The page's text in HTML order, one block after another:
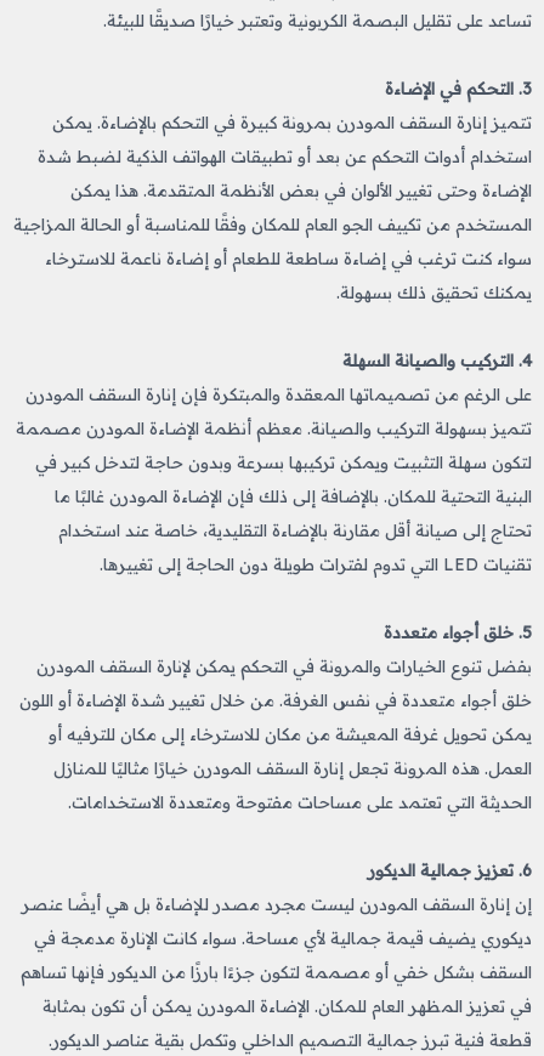
تساعد على تقليل البصمة الكربونية وتعتبر خيارًا صديقًا للبيئة.
3. التحكم في الإضاءة
تتميز إنارة السقف المودرن بمرونة كبيرة في التحكم بالإضاءة. يمكن
استخدام أدوات التحكم عن بعد أو تطبيقات الهواتف الذكية لضبط شدة
الإضاءة وحتى تغيير الألوان في بعض الأنظمة المتقدمة. هذا يمكن
المستخدم من تكييف الجو العام للمكان وفقًا للمناسبة أو الحالة المزاجية
سواء كنت ترغب في إضاءة ساطعة للطعام أو إضاءة ناعمة للاسترخاء
يمكنك تحقيق ذلك بسهولة.
4. التركيب والصيانة السهلة
على الرغم من تصميماتها المعقدة والمبتكرة فإن إنارة السقف المودرن
تتميز بسهولة التركيب والصيانة. معظم أنظمة الإضاءة المودرن مصممة
لتكون سهلة التثبيت ويمكن تركيبها بسرعة وبدون حاجة لتدخل كبير في
البنية التحتية للمكان. بالإضافة إلى ذلك فإن الإضاءة المودرن غالبًا ما
تحتاج إلى صيانة أقل مقارنة بالإضاءة التقليدية، خاصة عند استخدام
تقنيات LED التي تدوم لفترات طويلة دون الحاجة إلى تغييرها.
5. خلق أجواء متعددة
بفضل تنوع الخيارات والمرونة في التحكم يمكن لإنارة السقف المودرن
خلق أجواء متعددة في نفس الغرفة. من خلال تغيير شدة الإضاءة أو اللون
يمكن تحويل غرفة المعيشة من مكان للاسترخاء إلى مكان للترفيه أو
العمل. هذه المرونة تجعل إنارة السقف المودرن خيارًا مثاليًا للمنازل
الحديثة التي تعتمد على مساحات مفتوحة ومتعددة الاستخدامات.
6. تعزيز جمالية الديكور
إن إنارة السقف المودرن ليست مجرد مصدر للإضاءة بل هي أيضًا عنصر
ديكوري يضيف قيمة جمالية لأي مساحة. سواء كانت الإنارة مدمجة في
السقف بشكل خفي أو مصممة لتكون جزءًا بارزًا من الديكور فإنها تساهم
في تعزيز المظهر العام للمكان. الإضاءة المودرن يمكن أن تكون بمثابة
قطعة فنية تبرز جمالية التصميم الداخلي وتكمل بقية عناصر الديكور.